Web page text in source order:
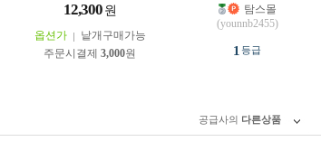
12,300 원
옵션가
낱개구매가능
주문시결제 3,000원
탐스몰
(younnb2455)
1 등급
공급사의 다른상품